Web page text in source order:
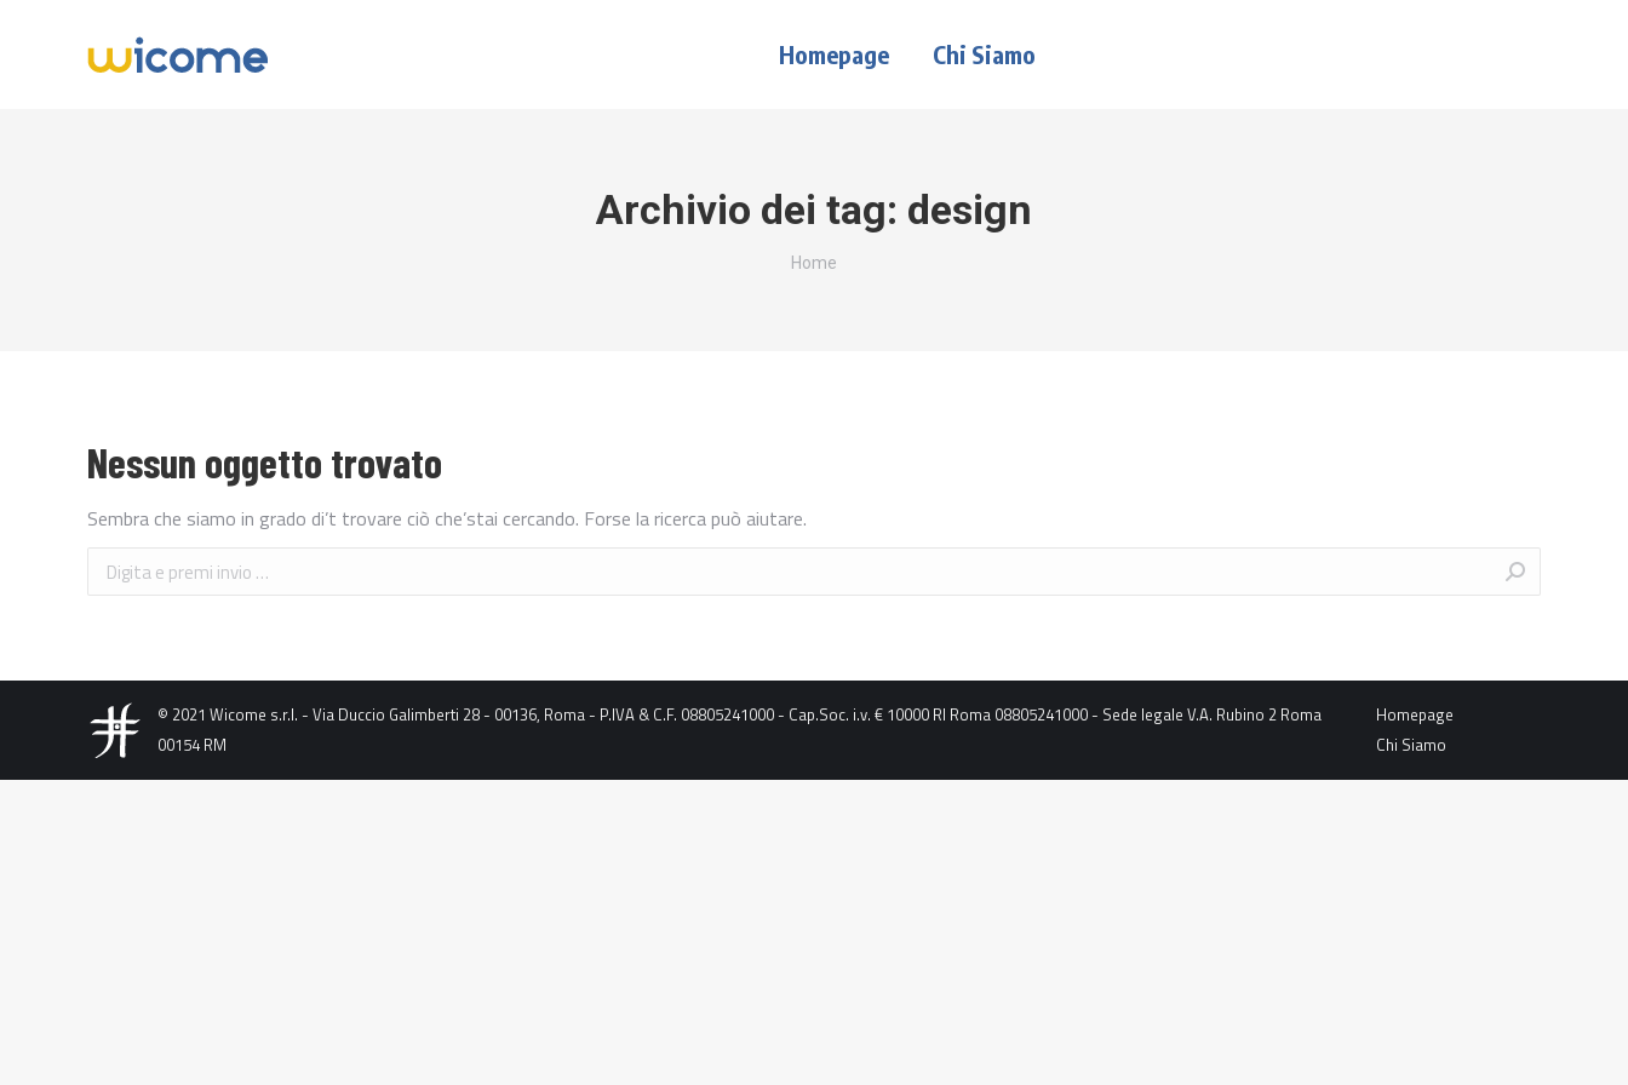
Homepage Chi Siamo
Archivio dei tag: design
Tu sei qui:
Home
Nessun oggetto trovato
Sembra che siamo in grado di’t trovare ciò che’stai cercando. Forse la ricerca può aiutare.
Cerca:
© 2021 Wicome s.r.l. - Via Duccio Galimberti 28 - 00136, Roma - P.IVA & C.F. 08805241000 - Cap.Soc. i.v. € 10000 RI Roma 08805241000 - Sede legale V.A. Rubino 2 Roma
00154 RM
Homepage
Chi Siamo